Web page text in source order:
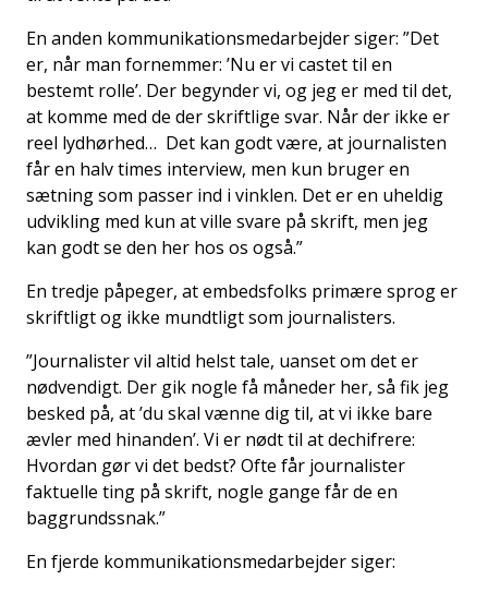
En anden kommunikationsmedarbejder siger: ”Det
er, når man fornemmer: ’Nu er vi castet til en
bestemt rolle’. Der begynder vi, og jeg er med til det,
at komme med de der skriftlige svar. Når der ikke er
reel lydhørhed… Det kan godt være, at journalisten
får en halv times interview, men kun bruger en
sætning som passer ind i vinklen. Det er en uheldig
udvikling med kun at ville svare på skrift, men jeg
kan godt se den her hos os også.”
En tredje påpeger, at embedsfolks primære sprog er
skriftligt og ikke mundtligt som journalisters.
”Journalister vil altid helst tale, uanset om det er
nødvendigt. Der gik nogle få måneder her, så fik jeg
besked på, at ’du skal vænne dig til, at vi ikke bare
ævler med hinanden’. Vi er nødt til at dechifrere:
Hvordan gør vi det bedst? Ofte får journalister
faktuelle ting på skrift, nogle gange får de en
baggrundssnak.”
En fjerde kommunikationsmedarbejder siger: